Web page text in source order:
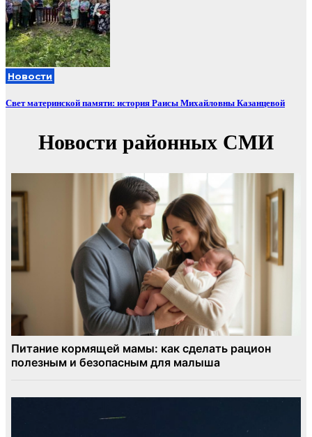
Новости
Свет материнской памяти: история Раисы Михайловны Казанцевой